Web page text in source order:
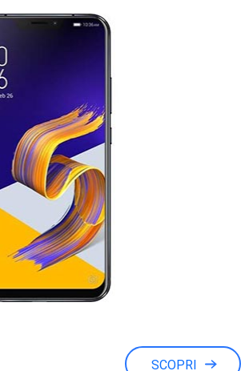
SCOPRI